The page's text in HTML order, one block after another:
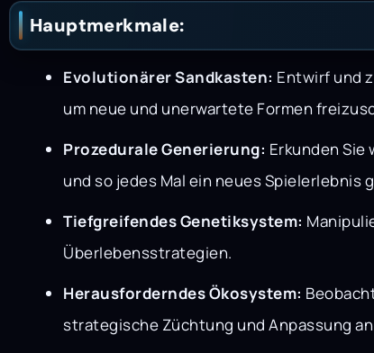
Hauptmerkmale:
Evolutionärer Sandkasten: Entwirf und
um neue und unerwartete Formen
Prozedurale Generierung: Erkunden
und so jedes Mal ein neues Spielerlebnis
Tiefgreifendes Genetiksystem:
Überlebensstrategien.
Herausforderndes Ökosystem:
strategische Züchtung und Anpassung